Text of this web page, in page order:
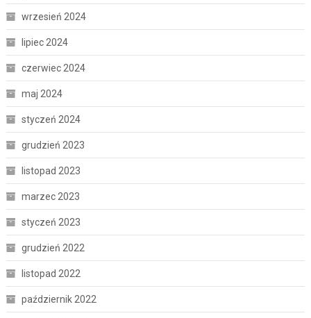
wrzesień 2024
lipiec 2024
czerwiec 2024
maj 2024
styczeń 2024
grudzień 2023
listopad 2023
marzec 2023
styczeń 2023
grudzień 2022
listopad 2022
październik 2022